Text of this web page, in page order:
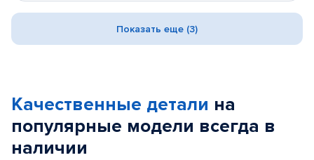
Показать еще (3)
Качественные детали на
популярные модели всегда в
наличии